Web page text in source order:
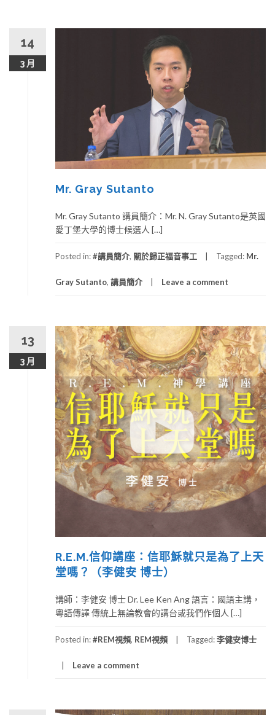
14
3 月
Mr. Gray Sutanto
Mr. Gray Sutanto 講員簡介：Mr. N. Gray Sutanto是英國
愛丁堡大學的博士候選人 […]
Posted in:#講員簡介, 關於歸正福音事工 Tagged: Mr.
Gray Sutanto, 講員簡介 Leave a comment
13
3 月
R.E.M.信仰講座：信耶穌就只是為了上天
堂嗎？（李健安 博士）
講師：李健安 博士 Dr. Lee Ken Ang 語言：國語主講，
粵語傳譯 傳統上無論教會的講台或我們作個人 […]
Posted in:#REM視頻, REM視頻 Tagged:李健安博士
Leave a comment